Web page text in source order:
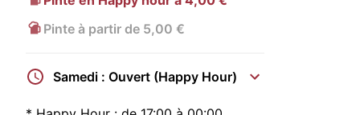
Pinte à partir de 5,00 €
Samedi : Ouvert (Happy Hour)